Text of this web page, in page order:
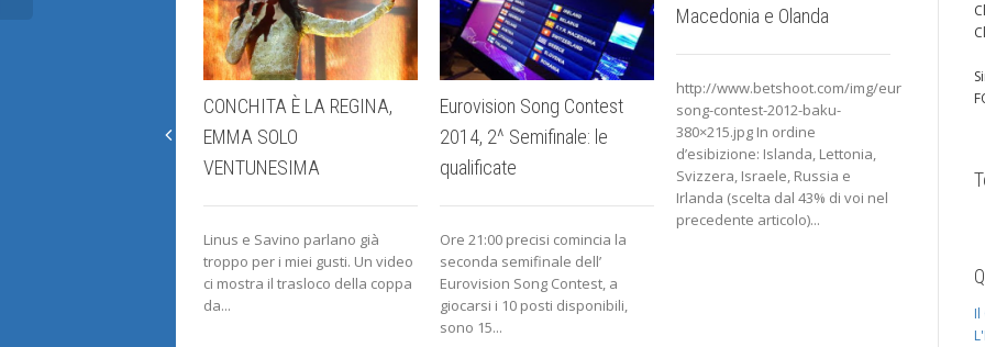
CONCHITA È LA REGINA,
EMMA SOLO
VENTUNESIMA
Linus e Savino parlano già
troppo per i miei gusti. Un video
ci mostra il trasloco della coppa
da...
Eurovision Song Contest
2014, 2^ Semifinale: le
qualificate
Ore 21:00 precisi comincia la
seconda semifinale dell’
Eurovision Song Contest, a
giocarsi i 10 posti disponibili,
sono 15...
Macedonia e Olanda
http://www.betshoot.com/img/eurovision-
song-contest-2012-baku-
380×215.jpg In ordine
d’esibizione: Islanda, Lettonia,
Svizzera, Israele, Russia e
Irlanda (scelta dal 43% di voi nel
precedente articolo)...
e Irlanda
http://
Ultima
anche
Il